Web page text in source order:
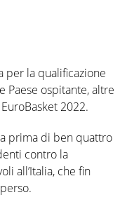
per la qualificazione
Paese ospitante, altre
2022.
prima di ben quattro
contro la
all’Italia, che fin